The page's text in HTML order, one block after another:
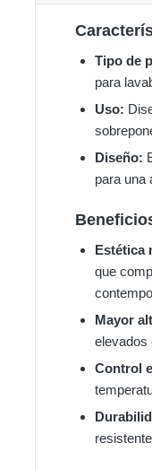
Tipo de
para
Uso:
Diseño:
para una
Estética
que
Mayor
elevados
Control